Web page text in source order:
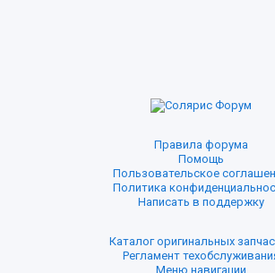
Правила форума
Помощь
Пользовательское
Политика
Написать в поддержку
Каталог оригинальных
Регламент
Меню навигации